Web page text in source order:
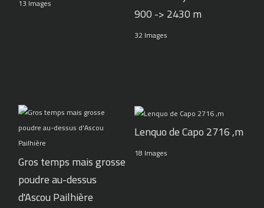
13 Images
900 -> 2430 m
32 Images
Gros temps mais grosse
poudre au-dessus
d'Ascou Pailhière
Lenquo de Capo 2716 ,m
18 Images